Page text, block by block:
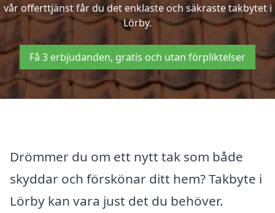
vår offerttjänst får du det enklaste och säkraste takbytet i
Lörby.
Få 3 erbjudanden, gratis och utan förpliktelser
Drömmer du om ett nytt tak som både
skyddar och förskönar ditt hem? Takbyte i
Lörby kan vara just det du behöver.